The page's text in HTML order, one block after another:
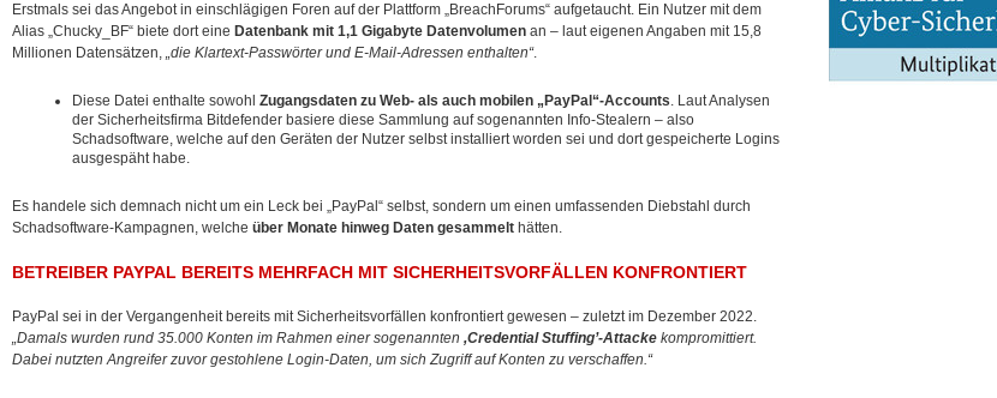
Erstmals sei das Angebot in einschlägigen Foren auf der Plattform „BreachForums“ aufgetaucht. Ein Nutzer mit dem
Alias „Chucky_BF“ biete dort eine Datenbank mit 1,1 Gigabyte Datenvolumen an – laut eigenen Angaben mit 15,8
Millionen Datensätzen, „die Klartext-Passwörter und E-Mail-Adressen enthalten“.
Diese Datei enthalte sowohl Zugangsdaten zu Web- als auch mobilen „PayPal“-Accounts. Laut Analysen
der Sicherheitsfirma Bitdefender basiere diese Sammlung auf sogenannten Info-Stealern – also
Schadsoftware, welche auf den Geräten der Nutzer selbst installiert worden sei und dort gespeicherte Logins
ausgespäht habe.
Es handele sich demnach nicht um ein Leck bei „PayPal“ selbst, sondern um einen umfassenden Diebstahl durch
Schadsoftware-Kampagnen, welche über Monate hinweg Daten gesammelt hätten.
BETREIBER PAYPAL BEREITS MEHRFACH MIT SICHERHEITSVORFÄLLEN KONFRONTIERT
PayPal sei in der Vergangenheit bereits mit Sicherheitsvorfällen konfrontiert gewesen – zuletzt im Dezember 2022.
„Damals wurden rund 35.000 Konten im Rahmen einer sogenannten ,Credential Stuffing’-Attacke kompromittiert.
Dabei nutzten Angreifer zuvor gestohlene Login-Daten, um sich Zugriff auf Konten zu verschaffen.“